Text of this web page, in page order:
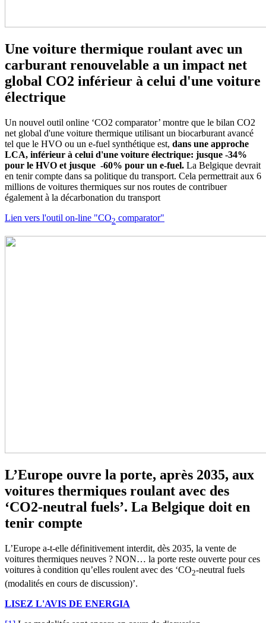
Une voiture thermique roulant avec un
carburant renouvelable a un impact net
global CO2 inférieur à celui d'une voiture
électrique
Un nouvel outil online ‘CO2 comparator’ montre que le bilan CO2
net global d'une voiture thermique utilisant un biocarburant avancé
tel que le HVO ou un e-fuel synthétique est, dans une approche
LCA, inférieur à celui d'une voiture électrique: jusque -34%
pour le HVO et jusque -60% pour un e-fuel. La Belgique devrait
en tenir compte dans sa politique du transport. Cela permettrait aux 6
millions de voitures thermiques sur nos routes de contribuer
également à la décarbonation du transport
Lien vers l'outil on-line "CO2 comparator"
L’Europe ouvre la porte, après 2035, aux
voitures thermiques roulant avec des
‘CO2-neutral fuels’. La Belgique doit en
tenir compte
L’Europe a-t-elle définitivement interdit, dès 2035, la vente de
voitures thermiques neuves ? NON… la porte reste ouverte pour ces
voitures à condition qu’elles roulent avec des ‘CO2-neutral fuels
(modalités en cours de discussion)’.
LISEZ L'AVIS DE ENERGIA